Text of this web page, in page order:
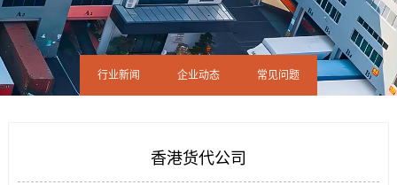
行业新闻 企业动态 常见问题
香港货代公司